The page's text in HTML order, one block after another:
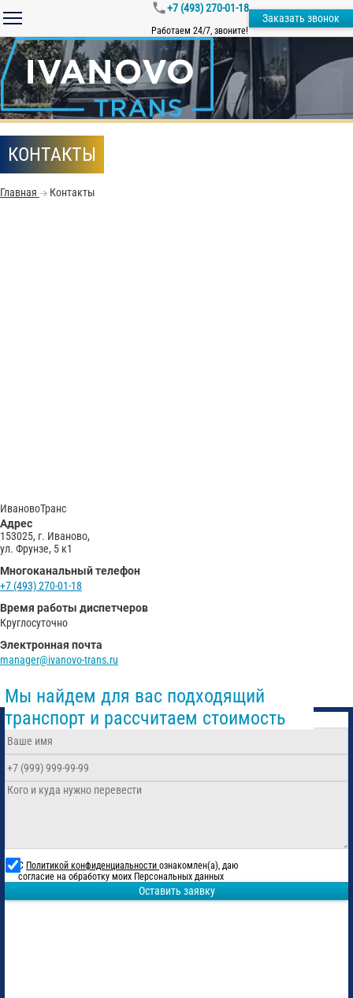
+7 (493) 270-01-18
Работаем 24/7, звоните!
Заказать звонок
КОНТАКТЫ
Главная Контакты
ИвановоТранс
Адрес
153025, г. Иваново,
ул. Фрунзе, 5 к1
Многоканальный телефон
+7 (493) 270-01-18
Время работы диспетчеров
Круглосуточно
Электронная почта
manager@ivanovo-trans.ru
Мы найдем для вас подходящий
транспорт и рассчитаем стоимость
С Политикой конфиденциальности ознакомлен(а), даю
согласие на обработку моих Персональных данных
Оставить заявку